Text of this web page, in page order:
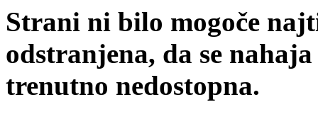
Strani ni bilo mogoče
odstranjena, da se
trenutno nedostopna.